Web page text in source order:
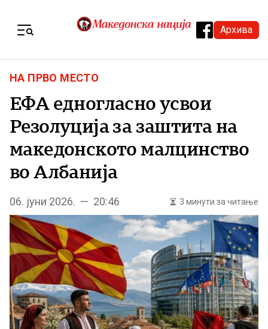
Архива
НА ПРВО МЕСТО
ЕФА едногласно усвои
Резолуција за заштита на
македонското малцинство
во Албанија
06. јуни 2026. — 20:46 3 минути за читање